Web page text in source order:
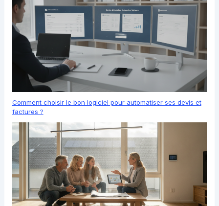
Comment choisir le bon logiciel pour automatiser ses devis et
factures ?